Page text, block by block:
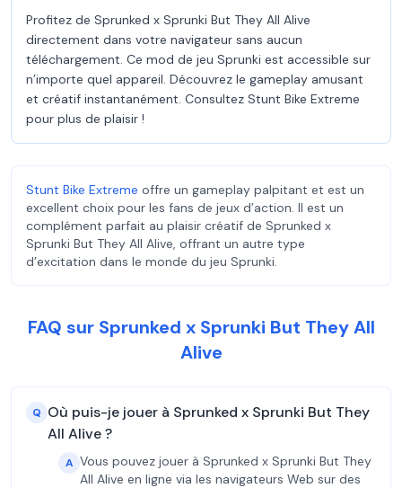
Profitez de Sprunked x Sprunki But They All Alive
directement dans votre navigateur sans aucun
téléchargement. Ce mod de jeu Sprunki est accessible sur
n’importe quel appareil. Découvrez le gameplay amusant
et créatif instantanément. Consultez Stunt Bike Extreme
pour plus de plaisir !
Stunt Bike Extreme offre un gameplay palpitant et est un
excellent choix pour les fans de jeux d’action. Il est un
complément parfait au plaisir créatif de Sprunked x
Sprunki But They All Alive, offrant un autre type
d’excitation dans le monde du jeu Sprunki.
FAQ sur Sprunked x Sprunki But They All
Alive
Q Où puis-je jouer à Sprunked x Sprunki But They
All Alive ?
A Vous pouvez jouer à Sprunked x Sprunki But They
All Alive en ligne via les navigateurs Web sur des